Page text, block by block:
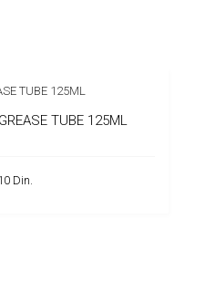
TUBE 125ML
Din.